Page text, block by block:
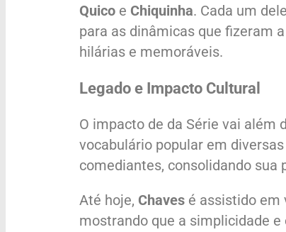
Quico e Chiquinha. Cada um
para as dinâmicas que fizeram
hilárias e memoráveis.
Legado e Impacto Cultural
O impacto de da Série vai além
vocabulário popular em
comediantes, consolidando sua
Até hoje, Chaves é assistido em
mostrando que a simplicidade